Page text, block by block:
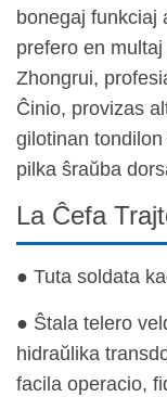
bonegaj funkciaj
prefero en
Zhongrui,
Ĉinio, provizas
gilotinan
pilka ŝraŭba
La Ĉefa
● Tuta soldata
● Ŝtala telero
hidraŭlika
facila operacio,